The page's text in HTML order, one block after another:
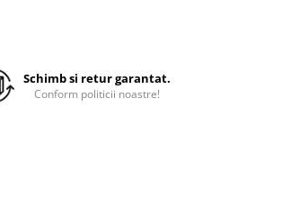
Schimb si retur garantat.
Conform politicii noastre!